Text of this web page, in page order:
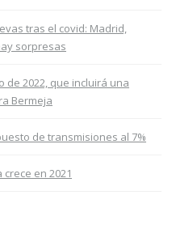
tras el covid: Madrid,
sorpresas
2022, que incluirá una
Bermeja
de transmisiones al 7%
en 2021